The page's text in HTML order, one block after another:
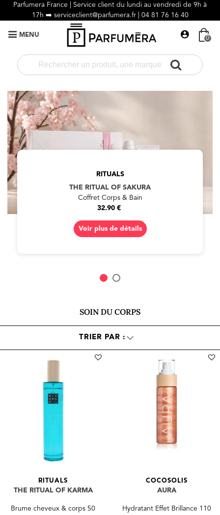
Parfumera France | Service client du lundi au vendredi de 9h à
17h ➡️ serviceclient@parfumera.fr | 04 81 76 16 40
MENU 0
RITUALS
THE RITUAL OF SAKURA
Coffret Corps & Bain
32.90 €
Voir plus de détails
SOIN DU CORPS
RITUALS
THE RITUAL OF KARMA
Brume cheveux & corps 50
COCOSOLIS
AURA
Hydratant Effet Brillance 110